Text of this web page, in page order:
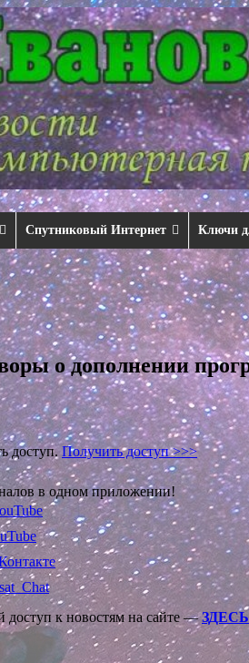
Спутниковый Интернет Ключи
о дополнении
доступ.Получить доступ >>>
в одном приложении!
доступ к новостям на сайте —ЗДЕСЬ